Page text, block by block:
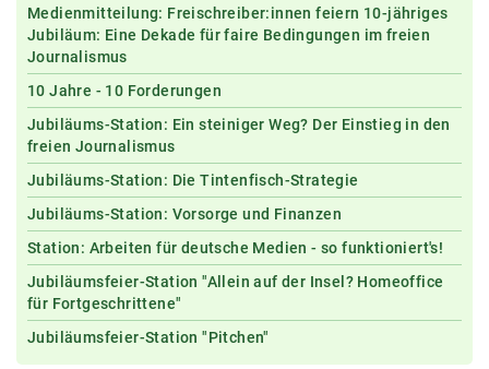
Medienmitteilung: Freischreiber:innen feiern 10-jähriges
Jubiläum: Eine Dekade für faire Bedingungen im freien
Journalismus
10 Jahre - 10 Forderungen
Jubiläums-Station: Ein steiniger Weg? Der Einstieg in den
freien Journalismus
Jubiläums-Station: Die Tintenfisch-Strategie
Jubiläums-Station: Vorsorge und Finanzen
Station: Arbeiten für deutsche Medien - so funktioniert's!
Jubiläumsfeier-Station "Allein auf der Insel? Homeoffice
für Fortgeschrittene"
Jubiläumsfeier-Station "Pitchen"